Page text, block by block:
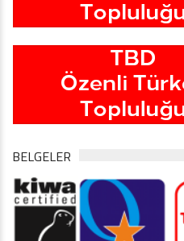
BELGELER